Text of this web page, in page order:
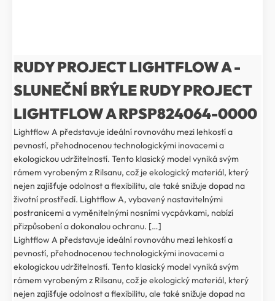
RUDY PROJECT LIGHTFLOW A -
SLUNEČNÍ BRÝLE RUDY PROJECT
LIGHTFLOW A RPSP824064-0000
Lightflow A představuje ideální rovnováhu mezi lehkostí a
pevností, přehodnocenou technologickými inovacemi a
ekologickou udržitelností. Tento klasický model vyniká svým
rámem vyrobeným z Rilsanu, což je ekologický materiál, který
nejen zajišťuje odolnost a flexibilitu, ale také snižuje dopad na
životní prostředí. Lightflow A, vybavený nastavitelnými
postranicemi a vyměnitelnými nosními vycpávkami, nabízí
přizpůsobení a dokonalou ochranu. […]
Lightflow A představuje ideální rovnováhu mezi lehkostí a
pevností, přehodnocenou technologickými inovacemi a
ekologickou udržitelností. Tento klasický model vyniká svým
rámem vyrobeným z Rilsanu, což je ekologický materiál, který
nejen zajišťuje odolnost a flexibilitu, ale také snižuje dopad na